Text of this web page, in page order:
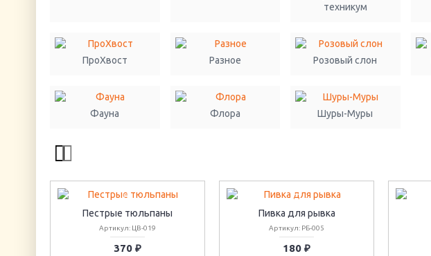
техникум
ПроХвост Разное Розовый слон
Фауна Флора Шуры-Муры
Пестрые тюльпаны
Артикул: ЦВ-019
370 ₽
Пивка для рывка
Артикул: РБ-005
180 ₽